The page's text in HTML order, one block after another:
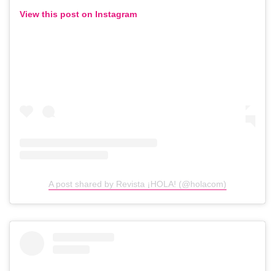
View this post on Instagram
A post shared by Revista ¡HOLA! (@holacom)